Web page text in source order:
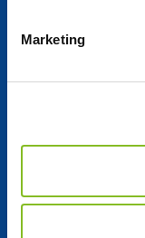
Marketing
Company
Locations